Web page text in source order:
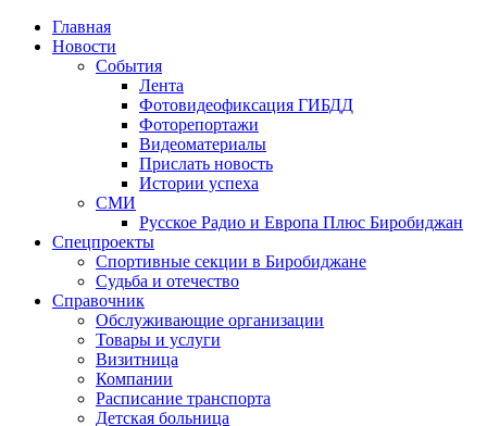
Главная
Новости
События
Лента
Фотовидеофиксация ГИБДД
Фоторепортажи
Видеоматериалы
Прислать новость
Истории успеха
СМИ
Русское Радио и Европа Плюс Биробиджан
Спецпроекты
Спортивные секции в Биробиджане
Судьба и отечество
Справочник
Обслуживающие организации
Товары и услуги
Визитница
Компании
Расписание транспорта
Детская больница